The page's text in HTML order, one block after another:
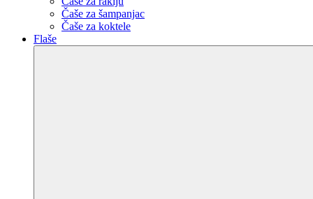
Čaše za šampanjac
Čaše za koktele
Flaše